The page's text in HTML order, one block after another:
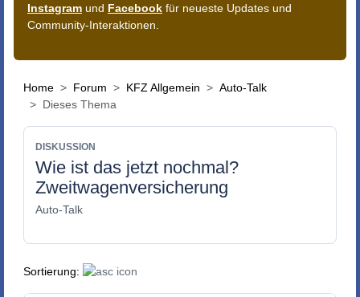
Instagram und Facebook für neueste Updates und
Community-Interaktionen.
Home Forum KFZ Allgemein
Auto-Talk
Dieses Thema
DISKUSSION
Wie ist das jetzt nochmal?
Zweitwagenversicherung
Auto-Talk
Sortierung: